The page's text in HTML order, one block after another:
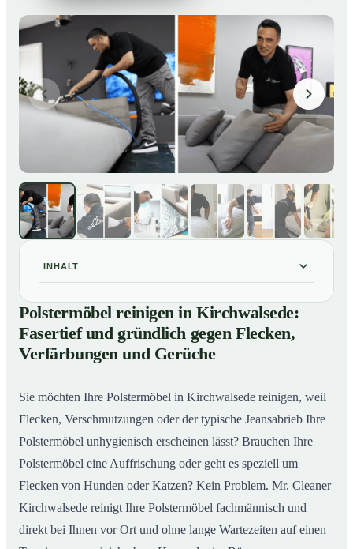
INHALT
Polstermöbel reinigen in Kirchwalsede: Fasertief und
gründlich gegen Flecken, Verfärbungen und Gerüche
02So reinigen unsere Profis Polstermöbel in
Kirchwalsede
Polstermöbel reinigen in Kirchwalsede:
Fasertief und gründlich gegen Flecken,
Verfärbungen und Gerüche
Sie möchten Ihre Polstermöbel in Kirchwalsede reinigen, weil
Flecken, Verschmutzungen oder der typische Jeansabrieb Ihre
Polstermöbel unhygienisch erscheinen lässt? Brauchen Ihre
Polstermöbel eine Auffrischung oder geht es speziell um
Flecken von Hunden oder Katzen? Kein Problem. Mr. Cleaner
Kirchwalsede reinigt Ihre Polstermöbel fachmännisch und
direkt bei Ihnen vor Ort und ohne lange Wartezeiten auf einen